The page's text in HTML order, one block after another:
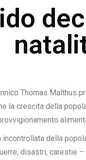
Thomas Malthus
la crescita della
incontrollata della
disastri, carestie